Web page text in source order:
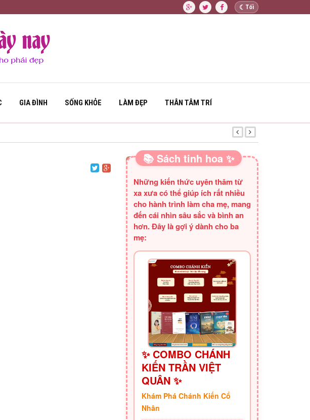
☾ Tối
GIA ĐÌNH SỐNG KHỎE LÀM ĐẸP THÂN TÂM TRÍ
SÁCH HAY CHO BA MẸ
📚 Sách tinh hoa ✨
Những kiến thức uyên thâm từ
xa xưa có thể giúp ích rất nhiều
cho hành trình làm cha mẹ, mang
đến cái nhìn sâu sắc và bình an
hơn. Đây là gợi ý dành cho ba
mẹ:
✨ COMBO CHÁNH
KIẾN TRẦN VIỆT
QUÂN ✨
Khám Phá Chánh Kiến Cổ
Nhân